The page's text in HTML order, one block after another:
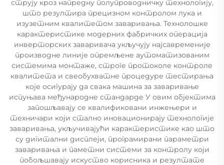
струју кроз напредну полупроводничку технологију,
што резултира прецизном контролом лука и
изузетним квалитетом заваривања. Технолошке
карактеристике модерних фабричких операција
инверторских заваривача укључују најсавременије
производне линије опремљене аутоматизованим
системима монтаже, строге протоколе контроле
квалитета и свеобухватне процедуре тестирања
које осигурају да свака машина за заваривање
испуњава међународне стандарде У овим објектима
запошљавају се квалификовани инжењери и
техничари који стално иновационирају технологије
заваривања, укључивајући карактеристике као што
су дигитални дисплеји, програмирани параметри
заваривања и паметни системи за контролу који
побољшавају искуство корисника и резултате